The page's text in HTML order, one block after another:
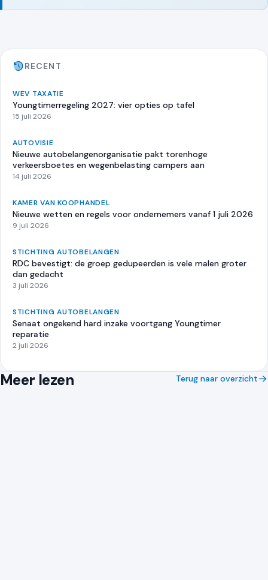
RECENT
WEV TAXATIE
Youngtimerregeling 2027: vier opties op tafel
15 juli 2026
AUTOVISIE
Nieuwe autobelangenorganisatie pakt torenhoge
verkeersboetes en wegenbelasting campers aan
14 juli 2026
KAMER VAN KOOPHANDEL
Nieuwe wetten en regels voor ondernemers vanaf 1 juli 2026
9 juli 2026
STICHTING AUTOBELANGEN
RDC bevestigt: de groep gedupeerden is vele malen groter
dan gedacht
3 juli 2026
STICHTING AUTOBELANGEN
Senaat ongekend hard inzake voortgang Youngtimer
reparatie
2 juli 2026
Meer lezen Terug naar overzicht